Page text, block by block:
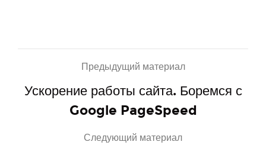
Предыдущий материал
Ускорение работы сайта. Боремся с
Google PageSpeed
Следующий материал